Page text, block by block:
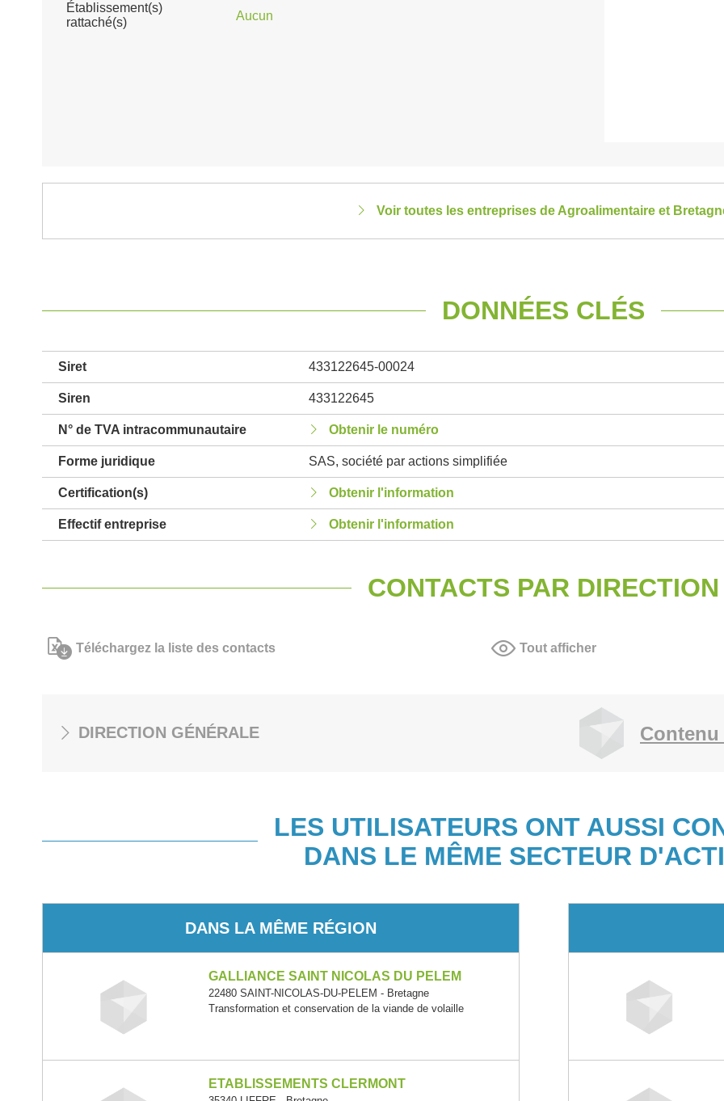
Établissement(s)
rattaché(s)
Aucun
Voir toutes les entreprises de Agroalimentaire et
DONNÉES CLÉS
Siret 433122645-00024
Siren 433122645
N° de TVA intracommunautaire Obtenir le numéro
Forme juridique SAS, société par actions simplifiée
Certification(s) Obtenir l'information
Effectif entreprise Obtenir l'information
CONTACTS PAR DIRECTION
Téléchargez la liste des contacts Tout afficher
DIRECTION GÉNÉRALE
LES UTILISATEURS ONT AUSSI
DANS LE MÊME SECTEUR
DANS LA MÊME RÉGION
GALLIANCE SAINT NICOLAS DU PELEM
22480 SAINT-NICOLAS-DU-PELEM - Bretagne
Transformation et conservation de la viande de volaille
ETABLISSEMENTS CLERMONT